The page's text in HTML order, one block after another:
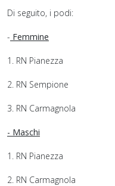
Di seguito, i podi:
- Femmine
1. RN Pianezza
2. RN Sempione
3. RN Carmagnola
- Maschi
1. RN Pianezza
2. RN Carmagnola